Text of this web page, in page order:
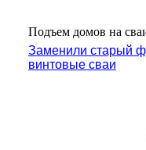
Подъем домов на
Заменили старый
винтовые сваи